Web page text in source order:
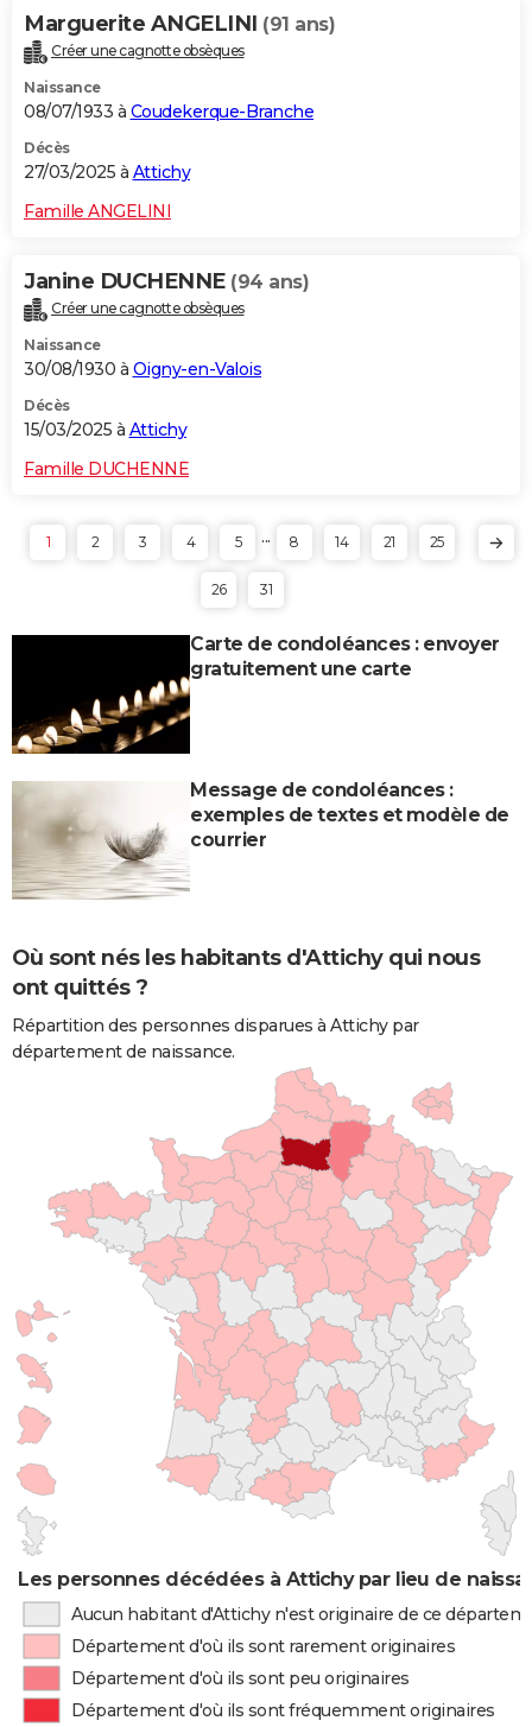
Marguerite ANGELINI (91 ans)
Créer une cagnotte obsèques
Naissance
08/07/1933 à Coudekerque-Branche
Décès
27/03/2025 à Attichy
Famille ANGELINI
Janine DUCHENNE (94 ans)
Créer une cagnotte obsèques
Naissance
30/08/1930 à Oigny-en-Valois
Décès
15/03/2025 à Attichy
Famille DUCHENNE
1 2 3 4 5 ... 8 14 21 25
26 31
Carte de condoléances : envoyer
gratuitement une carte
Message de condoléances :
exemples de textes et modèle de
courrier
Où sont nés les habitants d'Attichy qui nous
ont quittés ?
Répartition des personnes disparues à Attichy par
département de naissance.
Les personnes décédées à Attichy par lieu de
Aucun habitant d'Attichy n'est originaire de ce
Département d'où ils sont rarement originaires
Département d'où ils sont peu originaires
Département d'où ils sont fréquemment originaires